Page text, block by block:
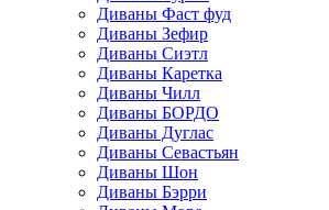
Диваны Фаст фуд
Диваны Зефир
Диваны Сиэтл
Диваны Каретка
Диваны Чилл
Диваны БОРДО
Диваны Дуглас
Диваны Севастьян
Диваны Шон
Диваны Бэрри